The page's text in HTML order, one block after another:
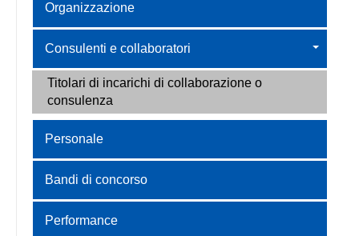
Organizzazione
Consulenti e collaboratori
Titolari di incarichi di collaborazione o
consulenza
Personale
Bandi di concorso
Performance